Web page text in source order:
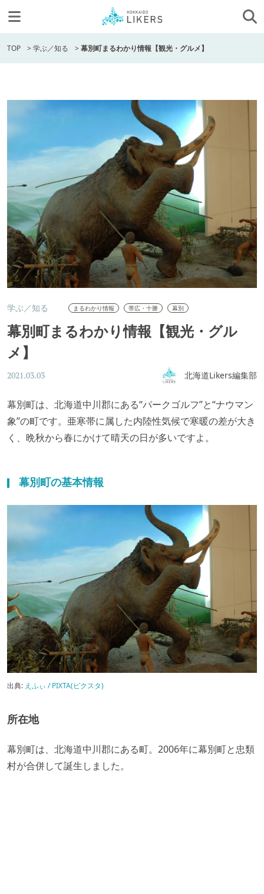
TOP >学ぶ／知る >幕別町まるわかり情報【観光・グルメ】
学ぶ／知る まるわかり情報 帯広・十勝 幕別
幕別町まるわかり情報【観光・グル
メ】
2021.03.03 北海道Likers編集部
幕別町は、北海道中川郡にある“パークゴルフ”と“ナウマン
象”の町です。亜寒帯に属した内陸性気候で寒暖の差が大き
く、晩秋から春にかけて晴天の日が多いですよ。
幕別町の基本情報
出典: えふぃ / PIXTA(ピクスタ)
所在地
幕別町は、北海道中川郡にある町。2006年に幕別町と忠類
村が合併して誕生しました。